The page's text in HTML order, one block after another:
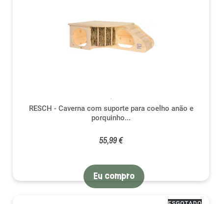
RESCH - Caverna com suporte para coelho anão e
porquinho...
55,99 €
Eu compro